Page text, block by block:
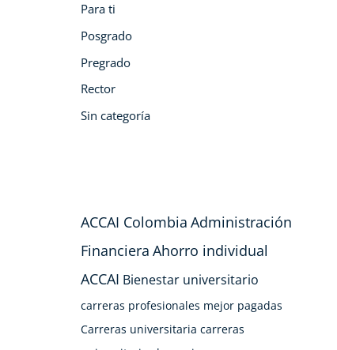
Para ti
Posgrado
Pregrado
Rector
Sin categoría
ACCAI Colombia Administración
Financiera Ahorro individual
ACCAI Bienestar universitario
carreras profesionales mejor pagadas
Carreras universitaria carreras